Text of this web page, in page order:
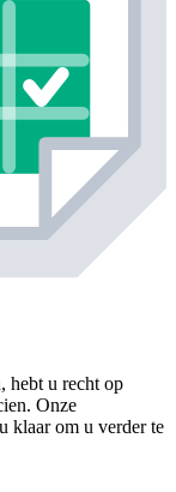
hebt u recht op
Onze
klaar om u verder te